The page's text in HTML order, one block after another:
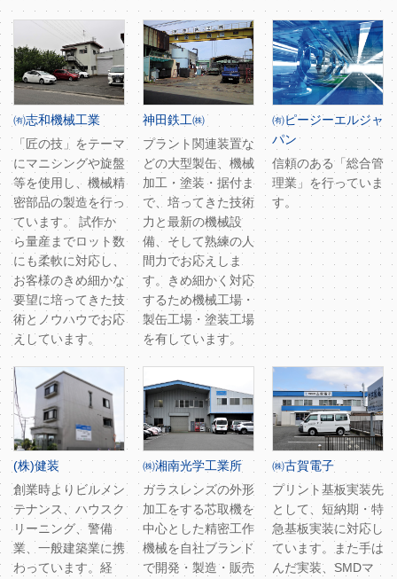
㈲志和機械工業
「匠の技」をテーマ
にマニシングや旋盤
等を使用し、機械精
密部品の製造を行っ
ています。 試作か
ら量産までロット数
にも柔軟に対応し、
お客様のきめ細かな
要望に培ってきた技
術とノウハウでお応
えしています。
神田鉄工㈱
プラント関連装置な
どの大型製缶、機械
加工・塗装・据付ま
で、培ってきた技術
力と最新の機械設
備、そして熟練の人
間力でお応えしま
す。きめ細かく対応
するため機械工場・
製缶工場・塗装工場
を有しています。
㈲ピージーエルジャ
パン
信頼のある「総合管
理業」を行っていま
す。
(株)健装
創業時よりビルメン
テナンス、ハウスク
リーニング、警備
業、一般建築業に携
わっています。経
㈱湘南光学工業所
ガラスレンズの外形
加工をする芯取機を
中心とした精密工作
機械を自社ブランド
で開発・製造・販売
㈱古賀電子
プリント基板実装先
として、短納期・特
急基板実装に対応し
ています。また手は
んだ実装、SMDマ